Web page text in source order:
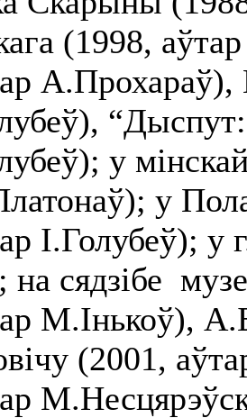
(1998,
А.Прохараў),
у
у
І.Голубеў); у
на сядзібе
М.Інькоў),
(2001,